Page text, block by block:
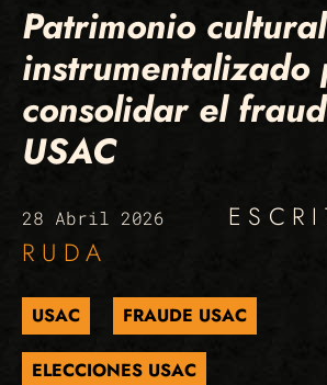
Patrimonio
instrumentalizado
consolidar el
USAC
28 Abril 2026
RUDA
USAC FRAUDE USAC
ELECCIONES USAC